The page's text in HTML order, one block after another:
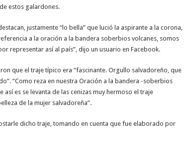
estos galardones.
justamente “lo bella” que lució la aspirante a la corona,
a la oración a la bandera soberbios volcanes, somos
representar así al país”, dijo un usuario en Facebook.
que el traje típico era “fascinante. Orgullo salvadoreño, que
“Como reza en nuestra Oración a la bandera -soberbios
así es se levanta de las cenizas muy hermoso el traje
de la mujer salvadoreña”.
dicho traje, tomando en cuenta que fue elaborado por